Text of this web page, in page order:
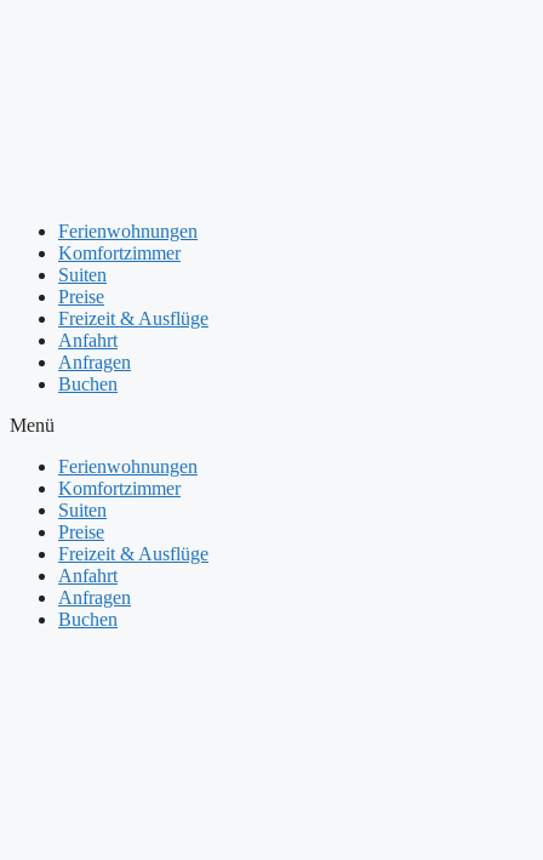
Ferienwohnungen
Komfortzimmer
Suiten
Preise
Freizeit & Ausflüge
Anfahrt
Anfragen
Buchen
Menü
Ferienwohnungen
Komfortzimmer
Suiten
Preise
Freizeit & Ausflüge
Anfahrt
Anfragen
Buchen